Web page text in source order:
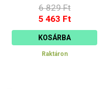
6 829 Ft
5 463 Ft
KOSÁRBA
Raktáron